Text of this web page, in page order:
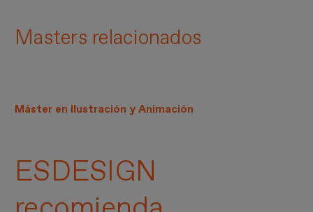
Masters relacionados
Máster en Ilustración y Animación
ESDESIGN